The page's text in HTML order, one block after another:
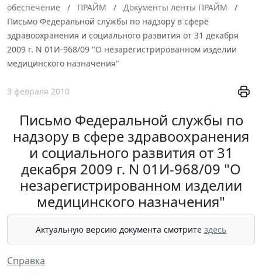
обеспечение
ПРАЙМ
Документы ленты ПРАЙМ
Письмо Федеральной службы по надзору в сфере
здравоохранения и социального развития от 31 декабря
2009 г. N 01И-968/09 "О незарегистрированном изделии
медицинского назначения"
3 февраля 2010
Письмо Федеральной службы по
надзору в сфере здравоохранения
и социального развития от 31
декабря 2009 г. N 01И-968/09 "О
незарегистрированном изделии
медицинского назначения"
Актуальную версию документа смотрите здесь
Справка